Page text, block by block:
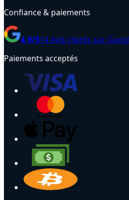
Confiance & paiements
4.9/514Avis clients sur
Paiements acceptés